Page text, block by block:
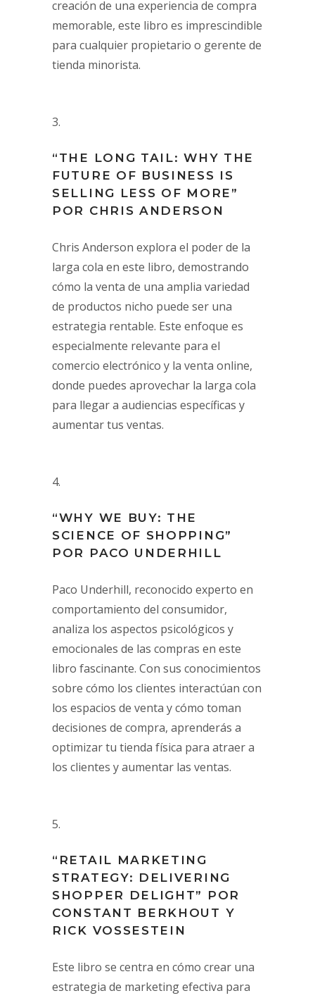
creación de una experiencia de compra
memorable, este libro es imprescindible
para cualquier propietario o gerente de
tienda minorista.
“THE LONG TAIL: WHY THE
FUTURE OF BUSINESS IS
SELLING LESS OF MORE”
POR CHRIS ANDERSON
Chris Anderson explora el poder de la
larga cola en este libro, demostrando
cómo la venta de una amplia variedad
de productos nicho puede ser una
estrategia rentable. Este enfoque es
especialmente relevante para el
comercio electrónico y la venta online,
donde puedes aprovechar la larga cola
para llegar a audiencias específicas y
aumentar tus ventas.
“WHY WE BUY: THE
SCIENCE OF SHOPPING”
POR PACO UNDERHILL
Paco Underhill, reconocido experto en
comportamiento del consumidor,
analiza los aspectos psicológicos y
emocionales de las compras en este
libro fascinante. Con sus conocimientos
sobre cómo los clientes interactúan con
los espacios de venta y cómo toman
decisiones de compra, aprenderás a
optimizar tu tienda física para atraer a
los clientes y aumentar las ventas.
“RETAIL MARKETING
STRATEGY: DELIVERING
SHOPPER DELIGHT” POR
CONSTANT BERKHOUT Y
RICK VOSSESTEIN
Este libro se centra en cómo crear una
estrategia de marketing efectiva para